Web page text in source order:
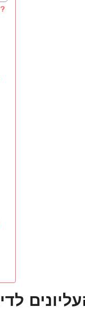
מהם מדדי הביצוע העליונים לדירוג קורסי הגולף הספרדיים?